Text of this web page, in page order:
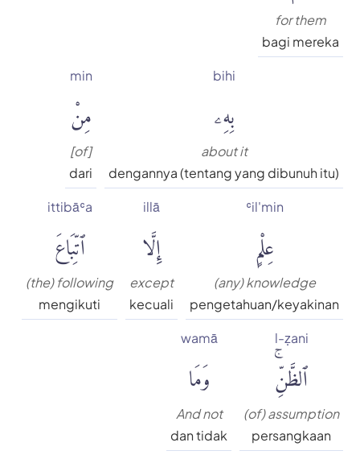
for them
bagi mereka
bihi
بِهِۦ
about it
dengannya (tentang yang dibunuh itu)
min
مِنْ
[of]
dari
ʿil'min
عِلْمٍ
(any) knowledge
pengetahuan/keyakinan
illā
إِلَّا
except
kecuali
ittibāʿa
ٱتِّبَاعَ
(the) following
mengikuti
l-ẓani
ٱلظَّنِّۚ
(of) assumption
persangkaan
wamā
وَمَا
And not
dan tidak